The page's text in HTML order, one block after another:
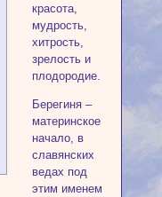
красота,
мудрость,
хитрость,
зрелость и
плодородие.
Берегиня –
материнское
начало, в
славянских
ведах под
этим именем